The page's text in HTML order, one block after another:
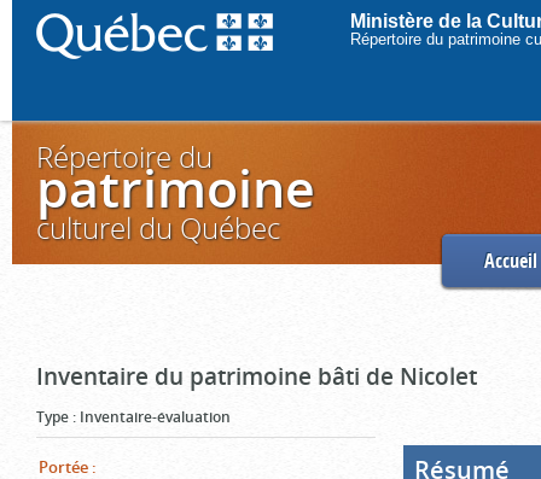
Ministère de la
Répertoire du patrimoine
Répertoire du
patrimoine
culturel du Québec
Accueil
Inventaire du patrimoine bâti de Nicolet
Type : Inventaire-évaluation
Portée : Résumé